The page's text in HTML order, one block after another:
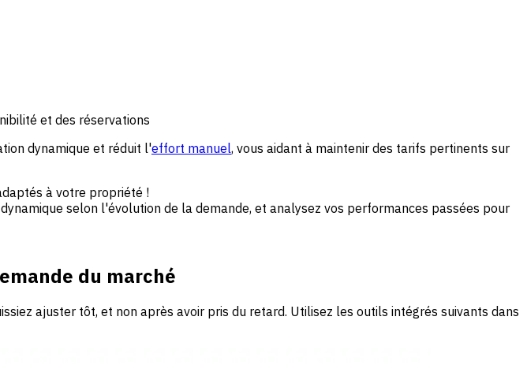
et des réservations
dynamique et réduit l'effort manuel, vous aidant à maintenir des tarifs pertinents sur
à votre propriété !
selon l'évolution de la demande, et analysez vos performances passées pour
du marché
ajuster tôt, et non après avoir pris du retard. Utilisez les outils intégrés suivants dans